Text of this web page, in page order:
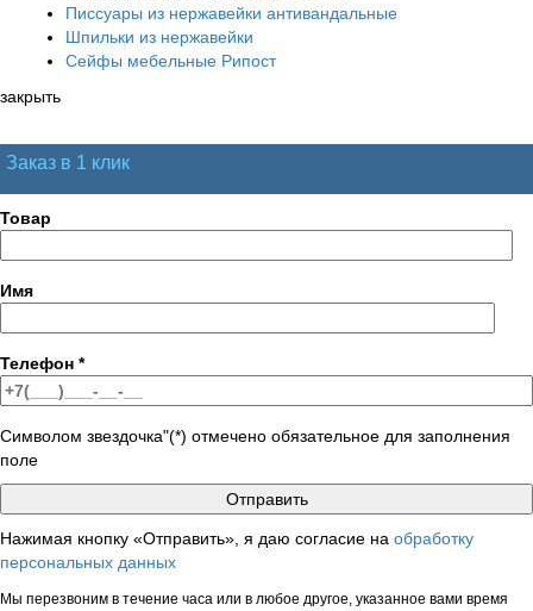
Писсуары из нержавейки антивандальные
Шпильки из нержавейки
Сейфы мебельные Рипост
закрыть
Заказ в 1 клик
Товар
Имя
Телефон *
Символом звездочка"(*) отмечено обязательное для заполнения
поле
Нажимая кнопку «Отправить», я даю согласие на обработку
персональных данных
Мы перезвоним в течение часа или в любое другое, указанное вами время